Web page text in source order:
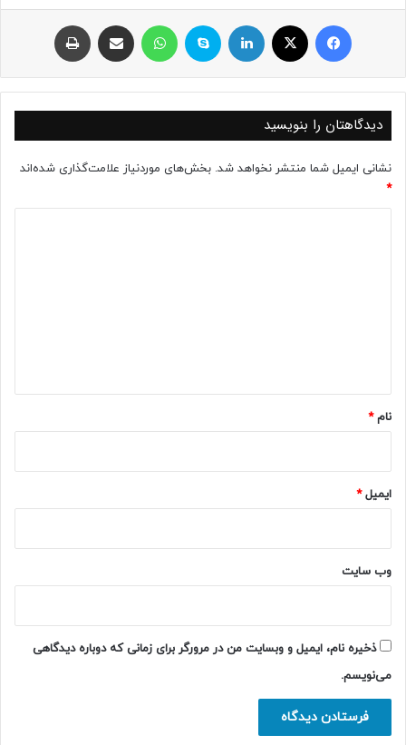
فیسبوک ایکس لینکداین اسکایپ واتس آپ اشتراک با ایمیل
دیدگاهتان را بنویسید
نشانی ایمیل شما منتشر نخواهد شد. بخش‌های موردنیاز علامت‌گذاری شده‌اند
*
نام*
ایمیل*
وب‌ سایت
ذخیره نام، ایمیل و وبسایت من در مرورگر برای زمانی که دوباره دیدگاهی
می‌نویسم.